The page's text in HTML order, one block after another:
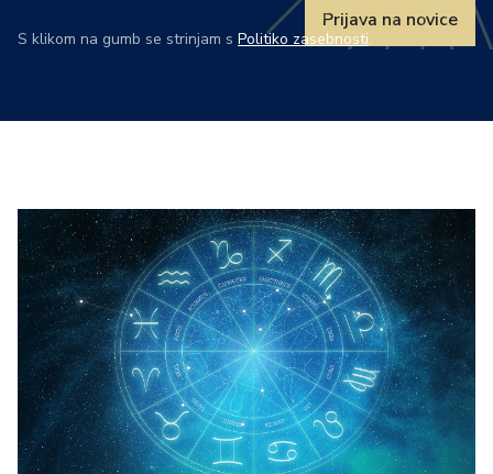
Prijava na novice
S klikom na gumb se strinjam s Politiko zasebnosti.